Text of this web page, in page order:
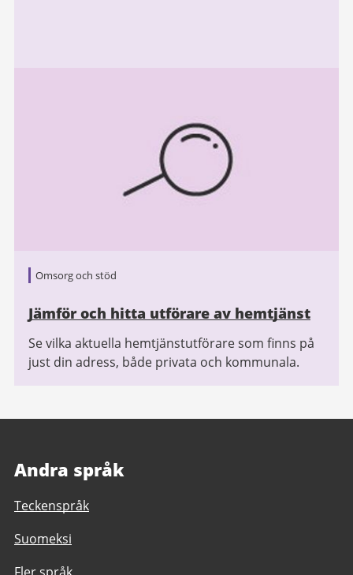
Omsorg och stöd
Jämför och hitta utförare av hemtjänst
Se vilka aktuella hemtjänstutförare som finns på
just din adress, både privata och kommunala.
Andra språk
Teckenspråk
Suomeksi